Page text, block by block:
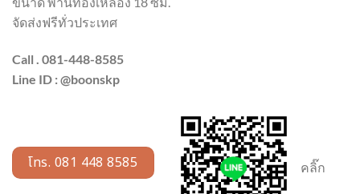
จัดส่งฟรีทั่วประเทศ
Call . 081-448-8585
Line ID : @boonskp
โทร. 081 448 8585 คลิ๊ก